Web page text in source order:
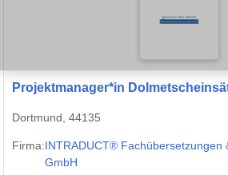
Projektmanager*in
Dortmund, 44135
Firma:INTRADUCT® Fachübersetzungen
GmbH